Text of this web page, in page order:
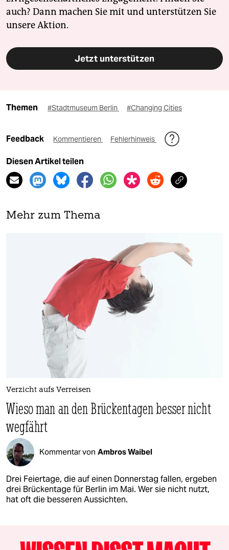
auch? Dann machen Sie mit und unterstützen Sie
unsere Aktion.
Jetzt unterstützen
Themen #Stadtmuseum Berlin #Changing Cities
Feedback Kommentieren Fehlerhinweis
Diesen Artikel teilen
Mehr zum Thema
Verzicht aufs Verreisen
Wieso man an den Brückentagen besser nicht
wegfährt
Kommentar von Ambros Waibel
Drei Feiertage, die auf einen Donnerstag fallen, ergeben
drei Brückentage für Berlin im Mai. Wer sie nicht nutzt,
hat oft die besseren Aussichten.